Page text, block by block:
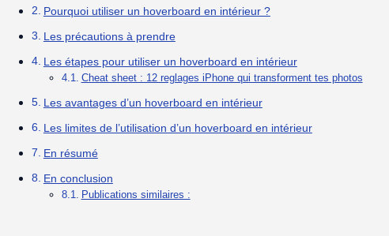
Pourquoi utiliser un hoverboard en intérieur ?
Les précautions à prendre
Les étapes pour utiliser un hoverboard en intérieur
Cheat sheet : 12 reglages iPhone qui transforment tes photos
Les avantages d’un hoverboard en intérieur
Les limites de l’utilisation d’un hoverboard en intérieur
En résumé
En conclusion
Publications similaires :